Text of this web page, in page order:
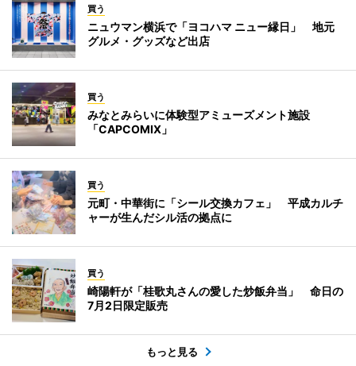
買う
ニュウマン横浜で「ヨコハマ ニュー縁日」 地元
グルメ・グッズなど出店
買う
みなとみらいに体験型アミューズメント施設
「CAPCOMIX」
買う
元町・中華街に「シール交換カフェ」 平成カルチ
ャーが生んだシル活の拠点に
買う
崎陽軒が「桂歌丸さんの愛した炒飯弁当」 命日の
7月2日限定販売
もっと見る